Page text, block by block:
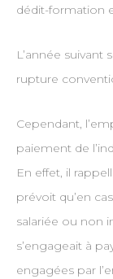
dédit-formation
L’année suivant
rupture
Cependant,
paiement de
En effet, il
prévoit qu’en
salariée ou non
s’engageait à
engagées par